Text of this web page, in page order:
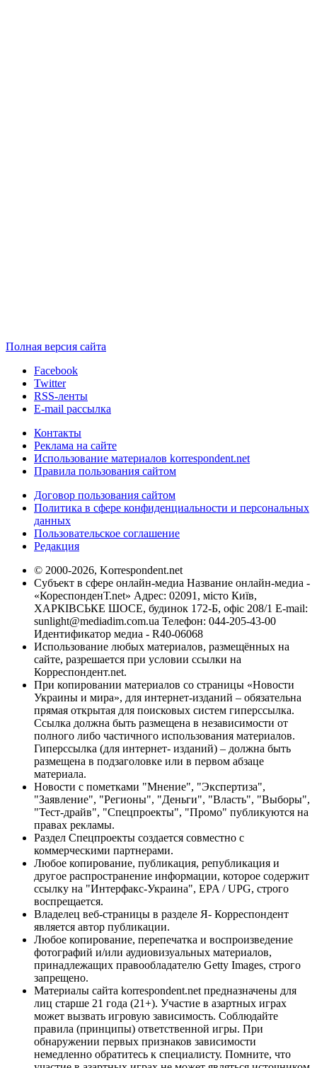
Полная версия сайта
Facebook
Twitter
RSS-ленты
E-mail рассылка
Контакты
Реклама на сайте
Использование материалов korrespondent.net
Правила пользования сайтом
Договор пользования сайтом
Политика в сфере конфиденциальности и персональных
данных
Пользовательское соглашение
Редакция
© 2000-2026, Korrespondent.net
Субъект в сфере онлайн-медиа Название онлайн-медиа -
«КореспонденТ.net» Адрес: 02091, місто Київ,
ХАРКІВСЬКЕ ШОСЕ, будинок 172-Б, офіс 208/1 E-mail:
sunlight@mediadim.com.ua Телефон: 044-205-43-00
Идентификатор медиа - R40-06068
Использование любых материалов, размещённых на
сайте, разрешается при условии ссылки на
Корреспондент.net.
При копировании материалов со страницы «Новости
Украины и мира», для интернет-изданий – обязательна
прямая открытая для поисковых систем гиперссылка.
Ссылка должна быть размещена в независимости от
полного либо частичного использования материалов.
Гиперссылка (для интернет- изданий) – должна быть
размещена в подзаголовке или в первом абзаце
материала.
Новости с пометками "Мнение", "Экспертиза",
"Заявление", "Регионы", "Деньги", "Власть", "Выборы",
"Тест-драйв", "Спецпроекты", "Промо" публикуются на
правах рекламы.
Раздел Спецпроекты создается совместно с
коммерческими партнерами.
Любое копирование, публикация, републикация и
другое распространение информации, которое содержит
ссылку на "Интерфакс-Украина", EPA / UPG, строго
воспрещается.
Владелец веб-страницы в разделе Я- Корреспондент
является автор публикации.
Любое копирование, перепечатка и воспроизведение
фотографий и/или аудиовизуальных материалов,
принадлежащих правообладателю Getty Images, строго
запрещено.
Материалы сайта korrespondent.net предназначены для
лиц старше 21 года (21+). Участие в азартных играх
может вызвать игровую зависимость. Соблюдайте
правила (принципы) ответственной игры. При
обнаружении первых признаков зависимости
немедленно обратитесь к специалисту. Помните, что